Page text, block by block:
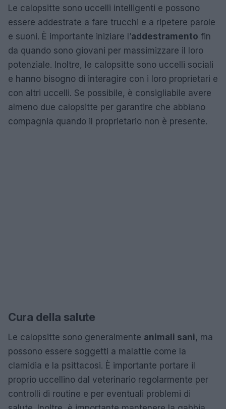
Le calopsitte sono uccelli intelligenti e possono
essere addestrate a fare trucchi e a ripetere parole
e suoni. È importante iniziare l’addestramento fin
da quando sono giovani per massimizzare il loro
potenziale. Inoltre, le calopsitte sono uccelli sociali
e hanno bisogno di interagire con i loro proprietari e
con altri uccelli. Se possibile, è consigliabile avere
almeno due calopsitte per garantire che abbiano
compagnia quando il proprietario non è presente.
Cura della salute
Le calopsitte sono generalmente animali sani, ma
possono essere soggetti a malattie come la
clamidia e la psittacosi. È importante portare il
proprio uccellino dal veterinario regolarmente per
controlli di routine e per eventuali problemi di